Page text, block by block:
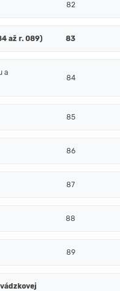
82
až r. 089) 83
a
84
85
86
87
88
89